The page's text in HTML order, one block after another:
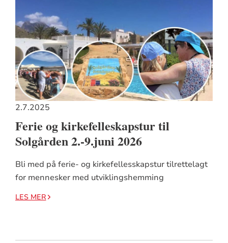
2.7.2025
Ferie og kirkefelleskapstur til
Solgården 2.-9.juni 2026
Bli med på ferie- og kirkefellesskapstur tilrettelagt
for mennesker med utviklingshemming
LES MER